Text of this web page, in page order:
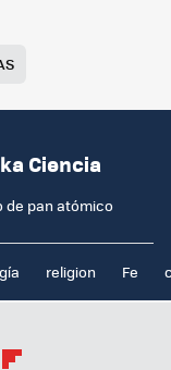
Ciencia
de pan atómico
religion Fe